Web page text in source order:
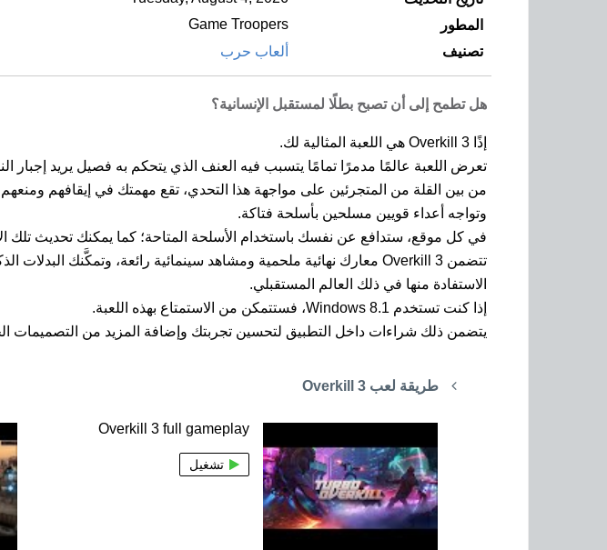
المطور
Game Troopers
تصنيف
ألعاب حرب
هل تطمح إلى أن تصبح بطلًا لمستقبل الإنسانية؟
إذًا Overkill 3 هي اللعبة المثالية لك.
تعرض اللعبة عالمًا مدمرًا تمامًا يتسبب فيه العنف الذي يتحكم به فصيل يريد
من بين القلة من المتجرئين على مواجهة هذا التحدي، تقع مهمتك في إيقافهم
وتواجه أعداء قويين مسلحين بأسلحة فتاكة.
في كل موقع، ستدافع عن نفسك باستخدام الأسلحة المتاحة؛ كما يمكنك تحديث تلك
الاستفادة منها في ذلك العالم المستقبلي.
إذا كنت تستخدم Windows 8.1، فستتمكن من الاستمتاع بهذه اللعبة.
يتضمن ذلك شراءات داخل التطبيق لتحسين تجربتك وإضافة المزيد من التصميمات
طريقة لعب Overkill 3
Overkill 3 full gameplay
تشغيل